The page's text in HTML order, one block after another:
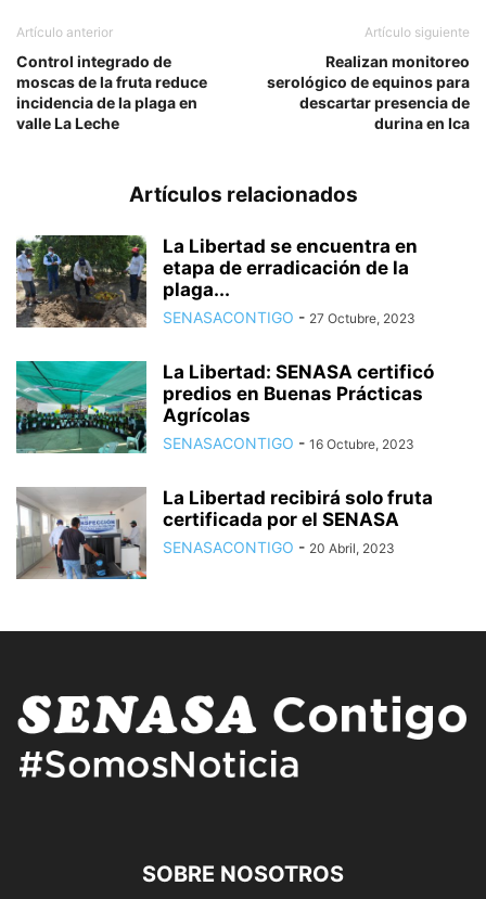
Artículo anterior
Control integrado de
moscas de la fruta reduce
incidencia de la plaga en
valle La Leche
Artículo siguiente
Realizan monitoreo
serológico de equinos para
descartar presencia de
durina en Ica
Artículos relacionados
La Libertad se encuentra en
etapa de erradicación de la
plaga...
SENASACONTIGO - 27 Octubre, 2023
La Libertad: SENASA certificó
predios en Buenas Prácticas
Agrícolas
SENASACONTIGO - 16 Octubre, 2023
La Libertad recibirá solo fruta
certificada por el SENASA
SENASACONTIGO - 20 Abril, 2023
SOBRE NOSOTROS